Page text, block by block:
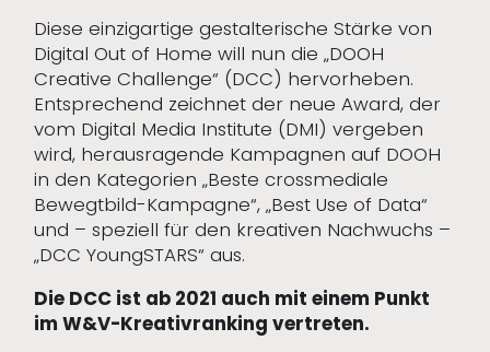
Diese einzigartige gestalterische Stärke von
Digital Out of Home will nun die „DOOH
Creative Challenge“ (DCC) hervorheben.
Entsprechend zeichnet der neue Award, der
vom Digital Media Institute (DMI) vergeben
wird, herausragende Kampagnen auf DOOH
in den Kategorien „Beste crossmediale
Bewegtbild-Kampagne“, „Best Use of Data“
und – speziell für den kreativen Nachwuchs –
„DCC YoungSTARS“ aus.
Die DCC ist ab 2021 auch mit einem Punkt
im W&V-Kreativranking vertreten.